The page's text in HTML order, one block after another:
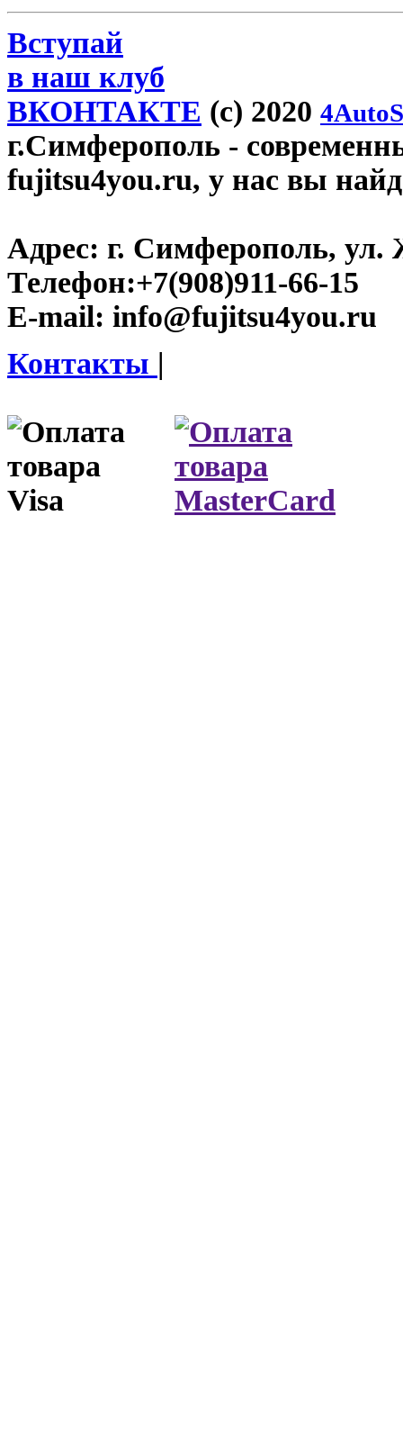
Вступай
в наш клуб
ВКОНТАКТЕ (c) 2020
г.Симферополь -
fujitsu4you.ru, у нас вы
Адрес: г. Симферополь, ул.
Телефон:+7(908)911-66-15
E-mail: info@fujitsu4you.ru
Контакты